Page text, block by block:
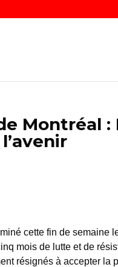
Montréal :
cette fin de semaine
mois de lutte et de
résignés à accepter la